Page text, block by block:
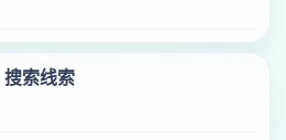
搜索线索